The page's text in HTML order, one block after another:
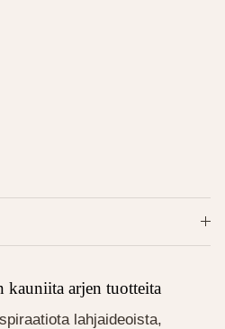
arjen tuotteita
lahjaideoista,